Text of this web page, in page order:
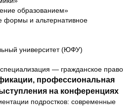
образованием»
формы и альтернативное
университет (ЮФУ)
— гражданское право
профессиональная
на конференциях
подростков: современные